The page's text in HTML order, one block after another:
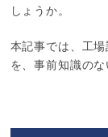
しょうか。
本記事では、工
を、事前知識の